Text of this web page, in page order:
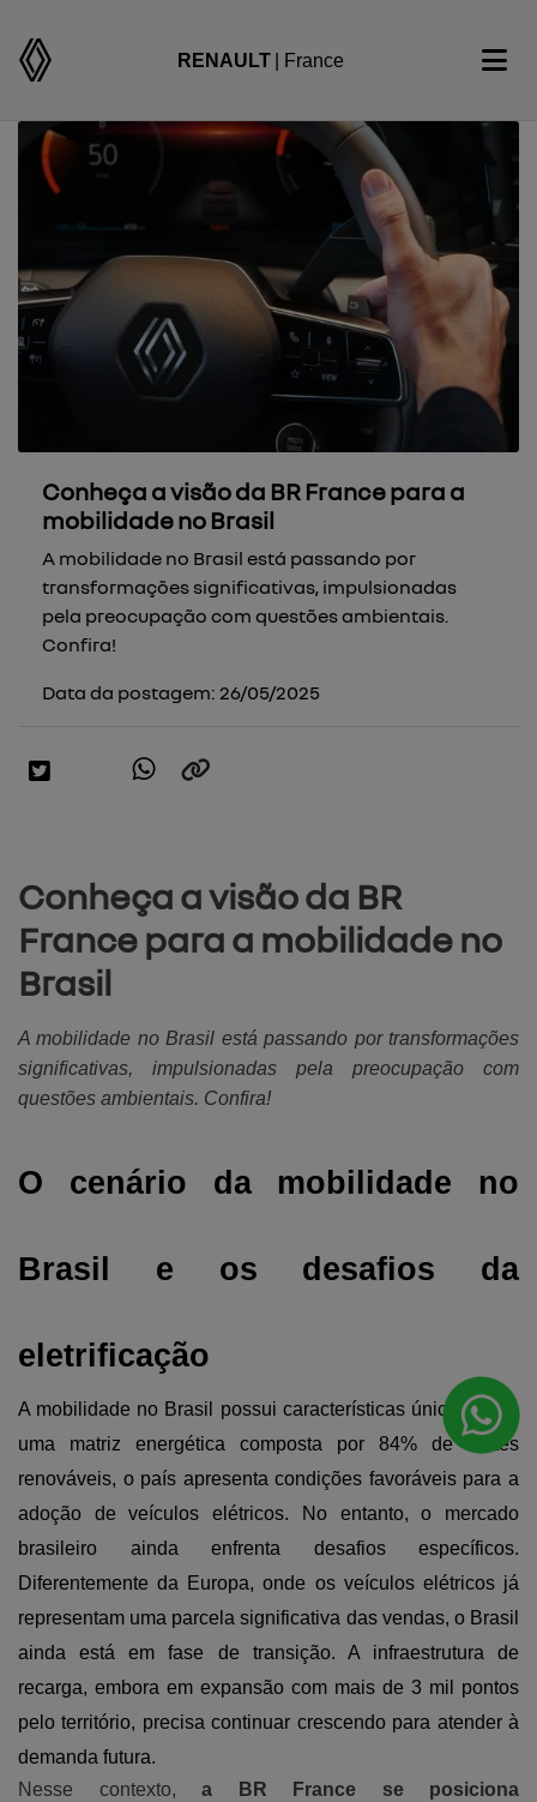
RENAULT | France
Conheça a visão da BR France para a
mobilidade no Brasil
A mobilidade no Brasil está passando por
transformações significativas, impulsionadas
pela preocupação com questões ambientais.
Confira!
Data da postagem: 26/05/2025
Conheça a visão da BR
France para a mobilidade no
Brasil
A mobilidade no Brasil está passando por transformações
significativas, impulsionadas pela preocupação com
questões ambientais. Confira!
O cenário da mobilidade no
Brasil e os desafios da
eletrificação
A mobilidade no Brasil possui características únicas. Com
uma matriz energética composta por 84% de fontes
renováveis, o país apresenta condições favoráveis para a
adoção de veículos elétricos. No entanto, o mercado
brasileiro ainda enfrenta desafios específicos.
Diferentemente da Europa, onde os veículos elétricos já
representam uma parcela significativa das vendas, o Brasil
ainda está em fase de transição. A infraestrutura de
recarga, embora em expansão com mais de 3 mil pontos
pelo território, precisa continuar crescendo para atender à
demanda futura.
Nesse contexto, a BR France se posiciona